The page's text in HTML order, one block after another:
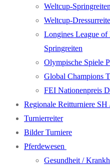
Weltcup-Springreiten
Weltcup-
Longines League of
Springreiten
Olympische Spiele
Global Champions
FEI Nationenpreis
Regionale Reitturniere
Turnierreiter
Bilder Turniere
Pferdewesen
Gesundheit /